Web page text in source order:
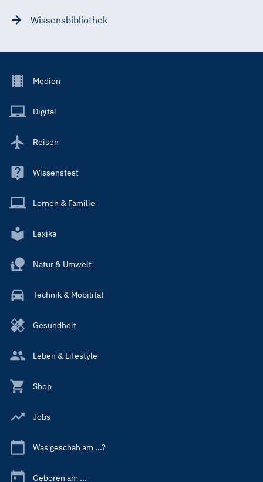
Wissensbibliothek
Footer
Main
Medien
Digital
Reisen
Wissenstest
Lernen & Familie
Lexika
Natur & Umwelt
Technik & Mobilität
Gesundheit
Leben & Lifestyle
Shop
Jobs
Was geschah am ...?
Geboren am ...